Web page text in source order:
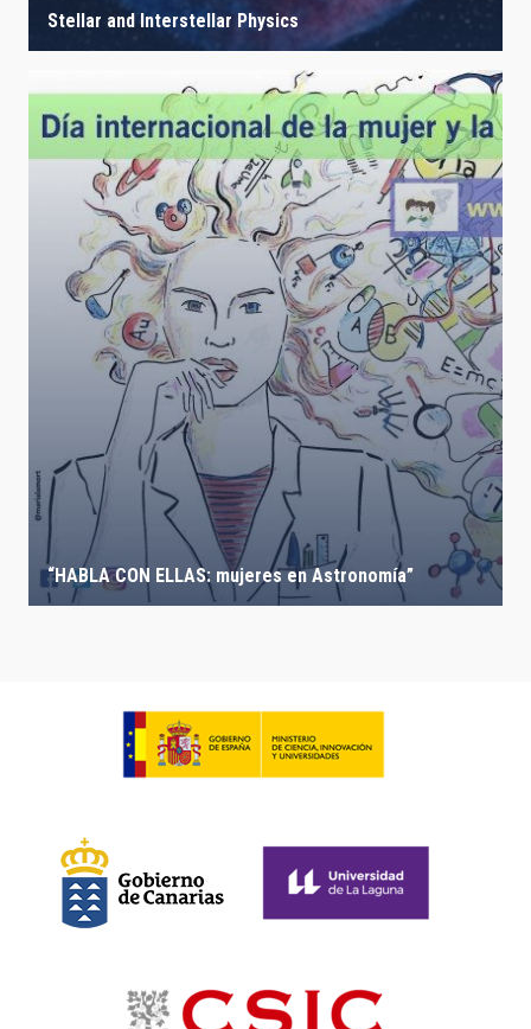
Stellar and Interstellar Physics
“HABLA CON ELLAS: mujeres en Astronomía”